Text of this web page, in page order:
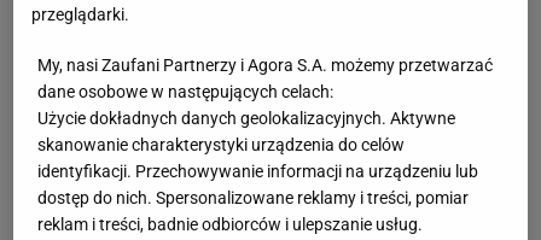
Jagi robi robotę
Leśny rarytas pomijany przez grzybiarzy. Już jest
w lasach
przeglądarki.
My, nasi Zaufani Partnerzy i Agora S.A. możemy przetwarzać
dane osobowe w następujących celach:
Użycie dokładnych danych geolokalizacyjnych. Aktywne
skanowanie charakterystyki urządzenia do celów
identyfikacji. Przechowywanie informacji na urządzeniu lub
dostęp do nich. Spersonalizowane reklamy i treści, pomiar
reklam i treści, badnie odbiorców i ulepszanie usług.